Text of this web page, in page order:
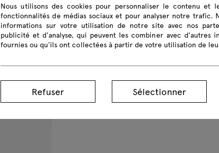
Nous utilisons des cookies pour personnaliser le contenu et
fonctionnalités de médias sociaux et pour analyser notre trafic.
informations sur votre utilisation de notre site avec nos
publicité et d'analyse, qui peuvent les combiner avec d'autres
fournies ou qu'ils ont collectées à partir de votre utilisation de
Refuser Sélectionner